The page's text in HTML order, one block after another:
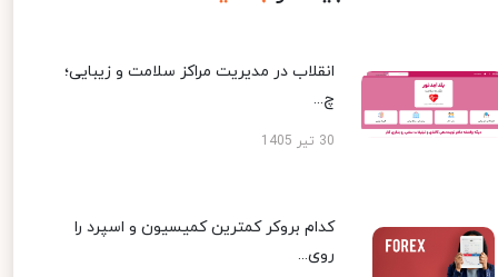
انقلاب در مدیریت مراکز سلامت و زیبایی؛
چ...
30 تیر 1405
کدام بروکر کمترین کمیسیون و اسپرد را
روی...